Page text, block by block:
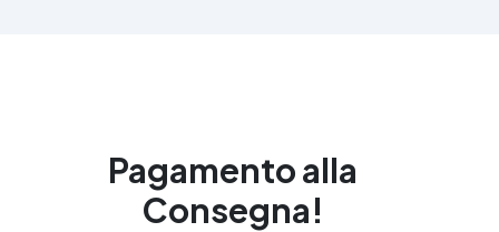
Pagamento alla
Consegna!